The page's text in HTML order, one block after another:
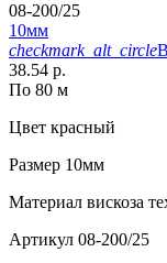
08-200/25
10мм
checkmark_alt_circle
38.54 р.
По 80 м
Цвет красный
Размер 10мм
Материал вискоза
Артикул 08-200/25